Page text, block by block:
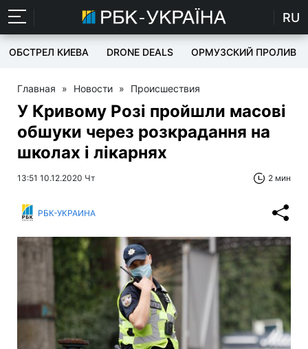
RU
ОБСТРЕЛ КИЕВА DRONE DEALS ОРМУЗСКИЙ ПРОЛИВ
Главная » Новости » Происшествия
У Кривому Розі пройшли масові
обшуки через розкрадання на
школах і лікарнях
13:51 10.12.2020 Чт 2 мин
РБК-УКРАИНА